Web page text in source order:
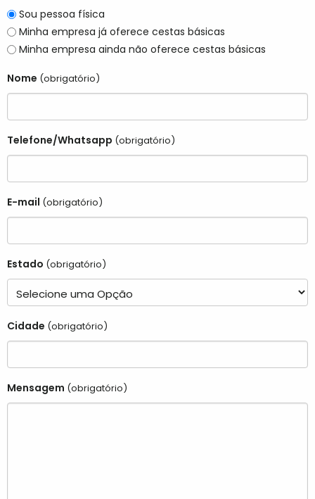
Sou pessoa física
Minha empresa já oferece cestas básicas
Minha empresa ainda não oferece cestas básicas
Nome (obrigatório)
Telefone/Whatsapp (obrigatório)
E-mail (obrigatório)
Estado (obrigatório)
Cidade (obrigatório)
Mensagem (obrigatório)